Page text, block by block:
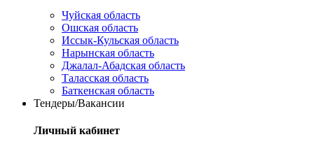
Чуйская область
Ошская область
Иссык-Кульская область
Нарынская область
Джалал-Абадская область
Таласская область
Баткенская область
Тендеры/Вакансии
Личный кабинет